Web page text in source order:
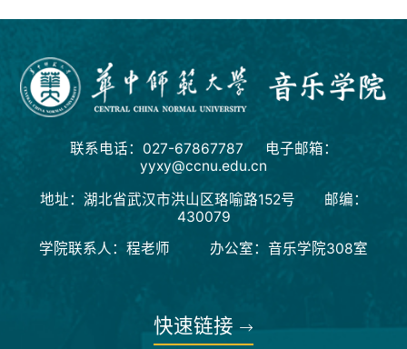
联系电话：027-67867787 电子邮箱：
yyxy@ccnu.edu.cn
地址：湖北省武汉市洪山区珞喻路152号 邮编：
430079
学院联系人：程老师 办公室：音乐学院308室
快速链接